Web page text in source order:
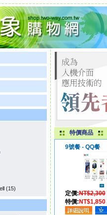
(15)
特價商品
9號餐 - QQ餐
定價:NT$2,300
特價: NT$1,850